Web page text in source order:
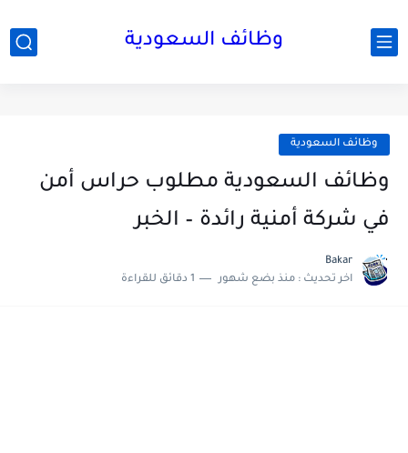
وظائف السعودية
وظائف السعودية
وظائف السعودية مطلوب حراس أمن
في شركة أمنية رائدة – الخبر
Bakar
اخر تحديث : منذ بضع شهور 1 دقائق للقراءة